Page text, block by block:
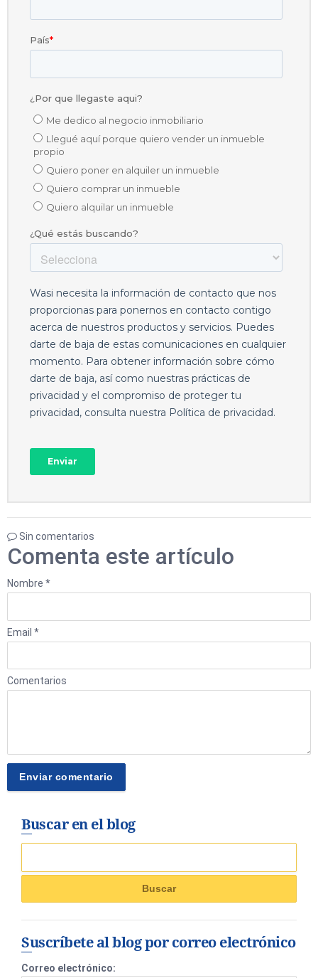
Sin comentarios
Comenta este artículo
Nombre *
Email *
Comentarios
Buscar en el blog
Suscríbete al blog por correo electrónico
Correo electrónico: